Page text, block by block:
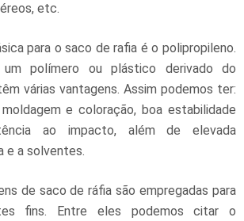
etc.
para o saco de rafia é o polipropileno.
polímero ou plástico derivado do
várias vantagens. Assim podemos ter:
e coloração, boa estabilidade
ao impacto, além de elevada
e a solventes.
de saco de ráfia são empregadas para
fins. Entre eles podemos citar o